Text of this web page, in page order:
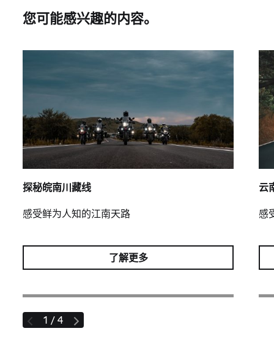
您可能感兴趣的内容。
探秘皖南川藏线
感受鲜为人知的江南天路
了解更多
云
感
1 / 4